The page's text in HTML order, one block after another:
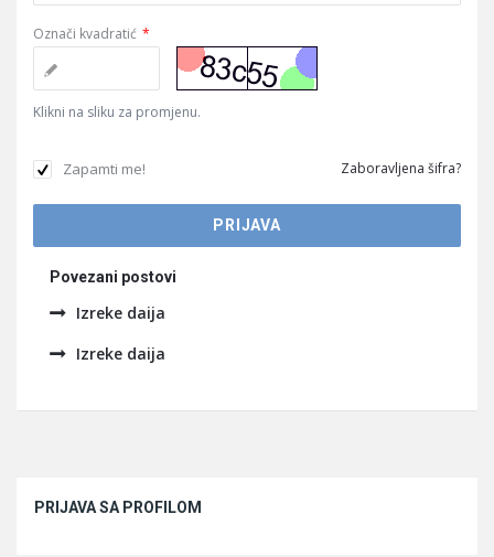
Označi kvadratić *
Klikni na sliku za promjenu.
Zapamti me! Zaboravljena šifra?
Povezani postovi
Izreke daija
Izreke daija
PRIJAVA SA PROFILOM